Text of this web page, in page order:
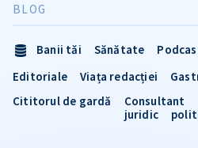
BLOG
Banii tăi Sănătate
Editoriale
Viața redacției
Cititorul de gardă
Consultant
juridic